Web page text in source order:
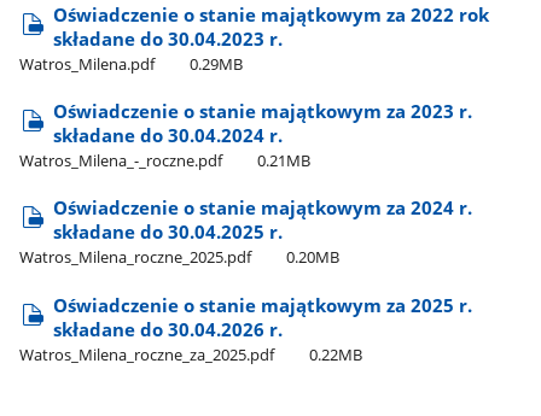
Oświadczenie o stanie majątkowym za 2022 rok
składane do 30.04.2023 r.
Watros​_Milena.pdf 0.29MB
Oświadczenie o stanie majątkowym za 2023 r.
składane do 30.04.2024 r.
Watros​_Milena​_-​_roczne.pdf 0.21MB
Oświadczenie o stanie majątkowym za 2024 r.
składane do 30.04.2025 r.
Watros​_Milena​_roczne​_2025.pdf 0.20MB
Oświadczenie o stanie majątkowym za 2025 r.
składane do 30.04.2026 r.
Watros​_Milena​_roczne​_za​_2025.pdf 0.22MB